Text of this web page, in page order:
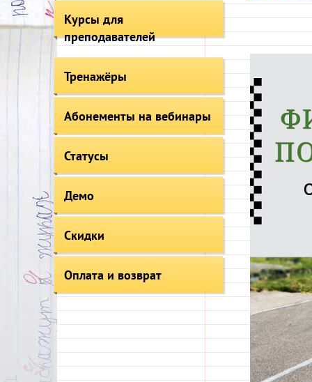
Курсы для
преподавателей
Тренажёры
Абонементы на вебинары
Статусы
Демо
Скидки
Оплата и возврат